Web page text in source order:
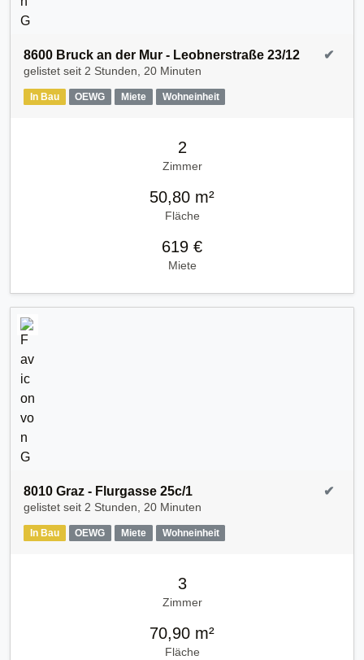
8600 Bruck an der Mur - Leobnerstraße 23/12
gelistet seit 2 Stunden, 20 Minuten
In Bau OEWG Miete Wohneinheit
✔
2
Zimmer
50,80 m²
Fläche
619 €
Miete
8010 Graz - Flurgasse 25c/1
gelistet seit 2 Stunden, 20 Minuten
In Bau OEWG Miete Wohneinheit
✔
3
Zimmer
70,90 m²
Fläche